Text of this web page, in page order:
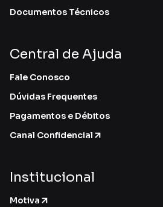
Documentos Técnicos
Central de Ajuda
Fale Conosco
Dúvidas Frequentes
Pagamentos e Débitos
Canal Confidencial
Institucional
Motiva